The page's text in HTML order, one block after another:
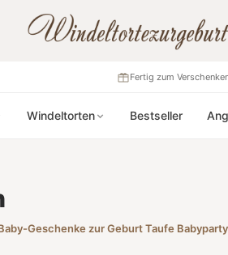
Fertig zum
Windeltorten Bestseller
Geschenke zur Geburt Taufe Babyparty